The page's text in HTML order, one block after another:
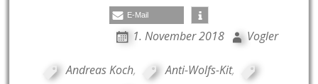
E-Mail
1. November 2018 Vogler
Andreas Koch, Anti-Wolfs-Kit,